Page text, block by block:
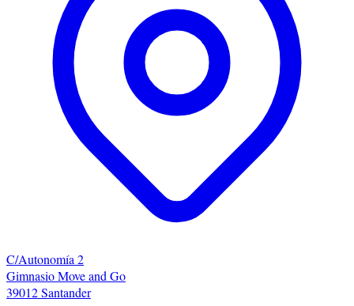
C/Autonomía 2
Gimnasio Move and Go
39012 Santander